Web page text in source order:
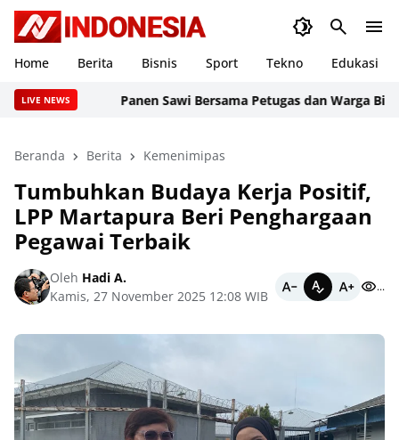
Home Berita Bisnis Sport Tekno Edukasi
LIVE NEWS Panen Sawi Bersama Petugas dan Warga
Beranda Berita Kemenimipas
Tumbuhkan Budaya Kerja Positif,
LPP Martapura Beri Penghargaan
Pegawai Terbaik
Oleh Hadi A.
Kamis, 27 November 2025 12:08 WIB
...